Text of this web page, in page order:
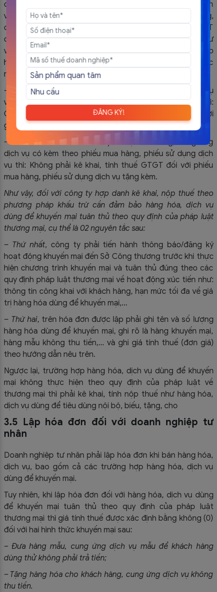
ĐĂNG KÝ!
dịch vụ mẫu để khách hàng dùng thử không phải trả tiền
và hình thức khuyến mại tặng hàng hóa cho khách hàng,
cung ứng dịch vụ không thu tiền thì: Giá tính thuế GTGT
đối với hàng mẫu, dịch vụ mẫu được xác định bằng 0 (như
vậy công ty hợp danh không phải nộp tiền thuế GTGT cho
hàng hóa, dịch vụ dùng để khuyến mại theo hai hình thức
này).
– Đối với hình thức khuyến mại bán hàng, cung ứng dịch vụ
với giá thấp hơn giá bán hàng hóa, dịch vụ trước đó thì:
Giá tính thuế GTGT là giá bán đã giảm áp dụng trong thời
gian khuyến mại đã đăng ký hoặc thông báo.
– Đối với các hình thức khuyến mại bán hàng, cung ứng
dịch vụ có kèm theo phiếu mua hàng, phiếu sử dụng dịch
vụ thì: Không phải kê khai, tính thuế GTGT đối với phiếu
mua hàng, phiếu sử dụng dịch vụ tặng kèm.
Như vậy, đối với công ty hợp danh kê khai, nộp thuế theo
phương pháp khấu trừ cần đảm bảo hàng hóa, dịch vụ
dùng để khuyến mại tuân thủ theo quy định của pháp luật
thương mại, cụ thể là 02 nguyên tắc sau:
– Thứ nhất, công ty phải tiến hành thông báo/đăng ký
hoạt động khuyến mại đến Sở Công thương trước khi thực
hiện chương trình khuyến mại và tuân thủ đúng theo các
quy định pháp luật thương mại về hoạt động xúc tiến như:
thông tin công khai với khách hàng, hạn mức tối đa về giá
trị hàng hóa dùng để khuyến mại,…
– Thứ hai, trên hóa đơn được lập phải ghi tên và số lượng
hàng hóa dùng để khuyến mại, ghi rõ là hàng khuyến mại,
hàng mẫu không thu tiền,… và ghi giá tính thuế (đơn giá)
theo hướng dẫn nêu trên.
Ngược lại, trường hợp hàng hóa, dịch vụ dùng để khuyến
mại không thực hiện theo quy định của pháp luật về
thương mại thì phải kê khai, tính nộp thuế như hàng hóa,
dịch vụ dùng để tiêu dùng nội bộ, biếu, tặng, cho
3.5 Lập hóa đơn đối với doanh nghiệp tư
nhân
Doanh nghiệp tư nhân phải lập hóa đơn khi bán hàng hóa,
dịch vụ, bao gồm cả các trường hợp hàng hóa, dịch vụ
dùng để khuyến mại.
Tuy nhiên, khi lập hóa đơn đối với hàng hóa, dịch vụ dùng
để khuyến mại tuân thủ theo quy định của pháp luật
thương mại thì giá tính thuế được xác định bằng không (0)
đối với hai hình thức khuyến mại sau:
– Đưa hàng mẫu, cung ứng dịch vụ mẫu để khách hàng
dùng thử không phải trả tiền;
– Tặng hàng hóa cho khách hàng, cung ứng dịch vụ không
thu tiền.